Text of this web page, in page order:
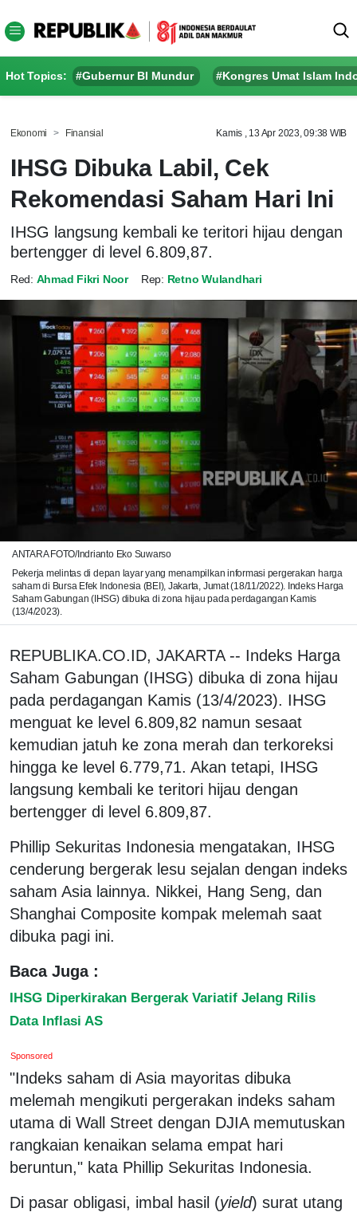
Hot Topics: #Gubernur BI Mundur #Kongres Umat Islam
Ekonomi Finansial Kamis , 13 Apr 2023, 09:38 WIB
IHSG Dibuka Labil, Cek
Rekomendasi Saham Hari Ini
IHSG langsung kembali ke teritori hijau dengan
bertengger di level 6.809,87.
Red: Ahmad Fikri Noor Rep: Retno Wulandhari
ANTARA FOTO/Indrianto Eko Suwarso
Pekerja melintas di depan layar yang menampilkan informasi pergerakan harga
saham di Bursa Efek Indonesia (BEI), Jakarta, Jumat (18/11/2022). Indeks Harga
Saham Gabungan (IHSG) dibuka di zona hijau pada perdagangan Kamis
(13/4/2023).
REPUBLIKA.CO.ID, JAKARTA -- Indeks Harga
Saham Gabungan (IHSG) dibuka di zona hijau
pada perdagangan Kamis (13/4/2023). IHSG
menguat ke level 6.809,82 namun sesaat
kemudian jatuh ke zona merah dan terkoreksi
hingga ke level 6.779,71. Akan tetapi, IHSG
langsung kembali ke teritori hijau dengan
bertengger di level 6.809,87.
Phillip Sekuritas Indonesia mengatakan, IHSG
cenderung bergerak lesu sejalan dengan indeks
saham Asia lainnya. Nikkei, Hang Seng, dan
Shanghai Composite kompak melemah saat
dibuka pagi ini.
Baca Juga :
IHSG Diperkirakan Bergerak Variatif Jelang Rilis
Data Inflasi AS
Sponsored
"Indeks saham di Asia mayoritas dibuka
melemah mengikuti pergerakan indeks saham
utama di Wall Street dengan DJIA memutuskan
rangkaian kenaikan selama empat hari
beruntun," kata Phillip Sekuritas Indonesia.
Di pasar obligasi, imbal hasil (yield) surat utang